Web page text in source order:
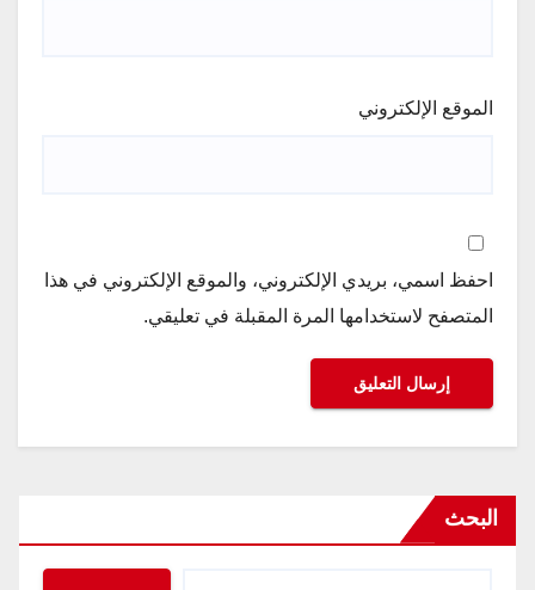
الموقع الإلكتروني
احفظ اسمي، بريدي الإلكتروني، والموقع الإلكتروني في هذا
المتصفح لاستخدامها المرة المقبلة في تعليقي.
البحث